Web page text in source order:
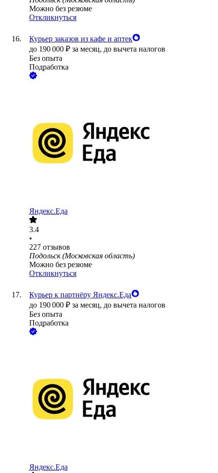
Можно без резюме
Откликнуться
Курьер заказов из кафе и аптек
до 190 000 ₽ за месяц, до вычета налогов
Без опыта
Подработка
Яндекс.Еда
3.4
•
227 отзывов
Подольск (Московская область)
Можно без резюме
Откликнуться
Курьер к партнёру Яндекс.Еда
до 190 000 ₽ за месяц, до вычета налогов
Без опыта
Подработка
Яндекс.Еда